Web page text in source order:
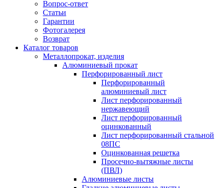
Вопрос-ответ
Статьи
Гарантии
Фотогалерея
Возврат
Каталог товаров
Металлопрокат, изделия
Алюминиевый прокат
Перфорированный лист
Перфорированный
алюминиевый лист
Лист перфорированный
нержавеющий
Лист перфорированный
оцинкованный
Лист перфорированный стальной
08ПС
Оцинкованная решетка
Просечно-вытяжные листы
(ПВЛ)
Алюминиевые листы